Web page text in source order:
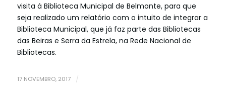
visita à Biblioteca Municipal de Belmonte, para que
seja realizado um relatório com o intuito de integrar a
Biblioteca Municipal, que já faz parte das Bibliotecas
das Beiras e Serra da Estrela, na Rede Nacional de
Bibliotecas.
17 NOVEMBRO, 2017 /